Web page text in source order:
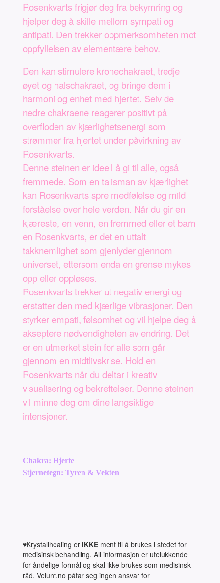
Rosenkvarts frigjør deg fra bekymring og
hjelper deg å skille mellom sympati og
antipati. Den trekker oppmerksomheten mot
oppfyllelsen av elementære behov.
Den kan stimulere kronechakraet, tredje
øyet og halschakraet, og bringe dem i
harmoni og enhet med hjertet. Selv de
nedre chakraene reagerer positivt på
overfloden av kjærlighetsenergi som
strømmer fra hjertet under påvirkning av
Rosenkvarts.
Denne steinen er ideell å gi til alle, også
fremmede. Som en talisman av kjærlighet
kan Rosenkvarts spre medfølelse og mild
forståelse over hele verden. Når du gir en
kjæreste, en venn, en fremmed eller et barn
en Rosenkvarts, er det en uttalt
takknemlighet som gjenlyder gjennom
universet, ettersom enda en grense mykes
opp eller oppløses.
Rosenkvarts trekker ut negativ energi og
erstatter den med kjærlige vibrasjoner. Den
styrker empati, følsomhet og vil hjelpe deg å
akseptere nødvendigheten av endring. Det
er en utmerket stein for alle som går
gjennom en midtlivskrise. Hold en
Rosenkvarts når du deltar i kreativ
visualisering og bekreftelser. Denne steinen
vil minne deg om dine langsiktige
intensjoner.
Chakra: Hjerte
Stjernetegn: Tyren & Vekten
♥Krystallhealing erIKKE ment til å brukes i stedet for
medisinsk behandling. All informasjon er utelukkende
for åndelige formål og skal ikke brukes som medisinsk
råd. Velunt.no påtar seg ingen ansvar for